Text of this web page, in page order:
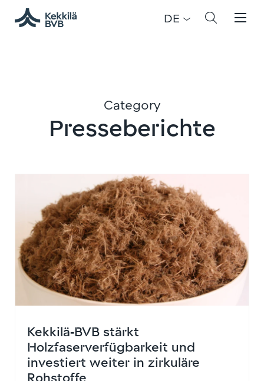
DE
Category
Presseberichte
Kekkilä‑BVB stärkt
Holzfaserverfügbarkeit und
investiert weiter in zirkuläre
Rohstoffe